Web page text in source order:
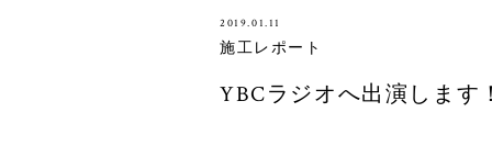
2019.01.11
施工レポート
YBCラジオへ出演します